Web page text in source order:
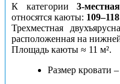
К категории 3-
относятся каюты: 109–118
Трехместная
расположенная на
Площадь каюты ≈ 11 м².
Размер кровати